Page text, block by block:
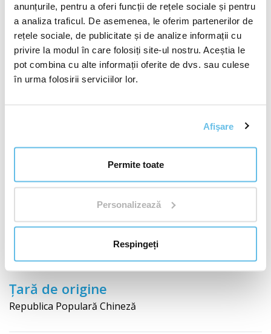
anunțurile, pentru a oferi funcții de rețele sociale și pentru
a analiza traficul. De asemenea, le oferim partenerilor de
rețele sociale, de publicitate și de analize informații cu
privire la modul în care folosiți site-ul nostru. Aceștia le
pot combina cu alte informații oferite de dvs. sau culese
în urma folosirii serviciilor lor.
Afişare
Permite toate
Personalizează
Respingeți
Sheng di huang (Rehmannia glutinosa radix–
rehmannia glutinosa, rădăcină)
Dang gui(Angelica sinensis radix– angelică
chinezească, rădăcină)
Alpinia galanga rhizoma
Ligusticum wallichii rhizoma
wallichii, rizom)
Țară de origine
Republica Populară Chineză